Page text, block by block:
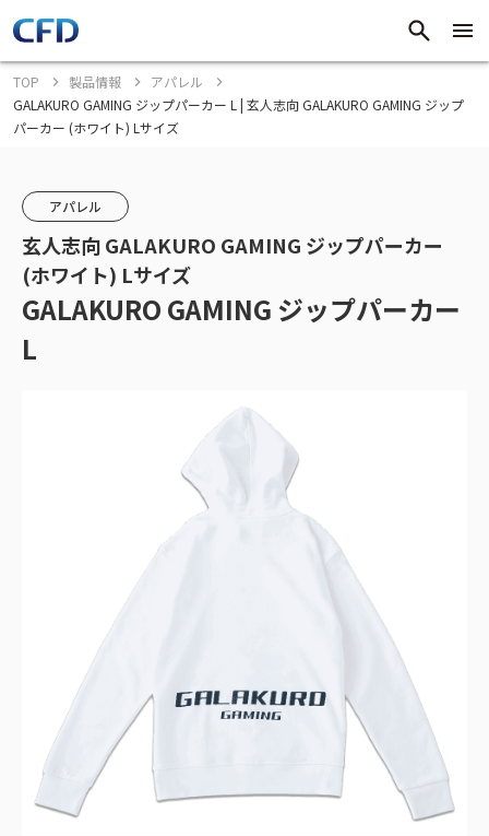
TOP 製品情報
アパレル
GALAKURO GAMING ジップパーカー L | 玄人志向 GALAKURO GAMING ジップ
パーカー (ホワイト) Lサイズ
アパレル
玄人志向 GALAKURO GAMING ジップパーカー
(ホワイト) Lサイズ
GALAKURO GAMING ジップパーカー
L